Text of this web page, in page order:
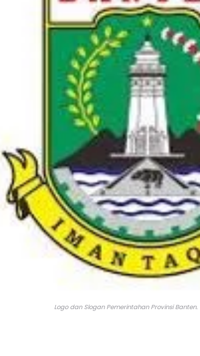
Logo dan Slogan Pemerintahan Provinsi